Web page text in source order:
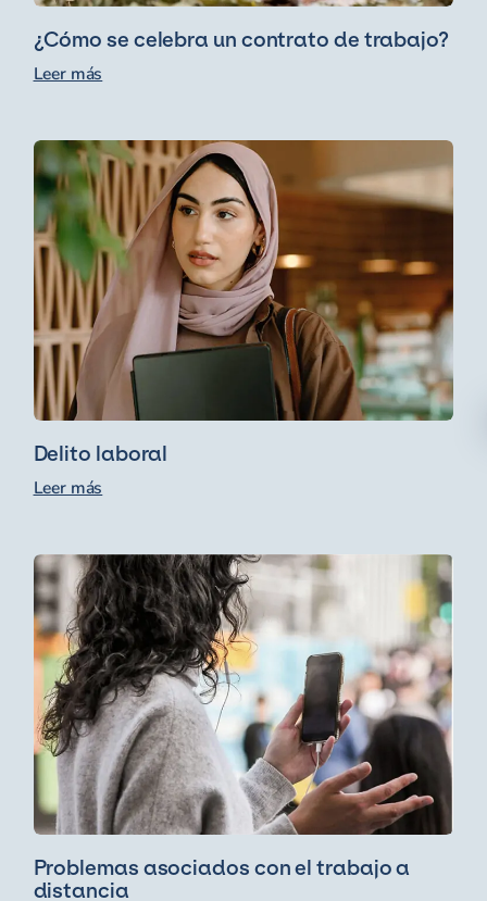
¿Cómo se celebra un contrato de trabajo?
Leer más
Delito laboral
Leer más
Problemas asociados con el trabajo a
distancia